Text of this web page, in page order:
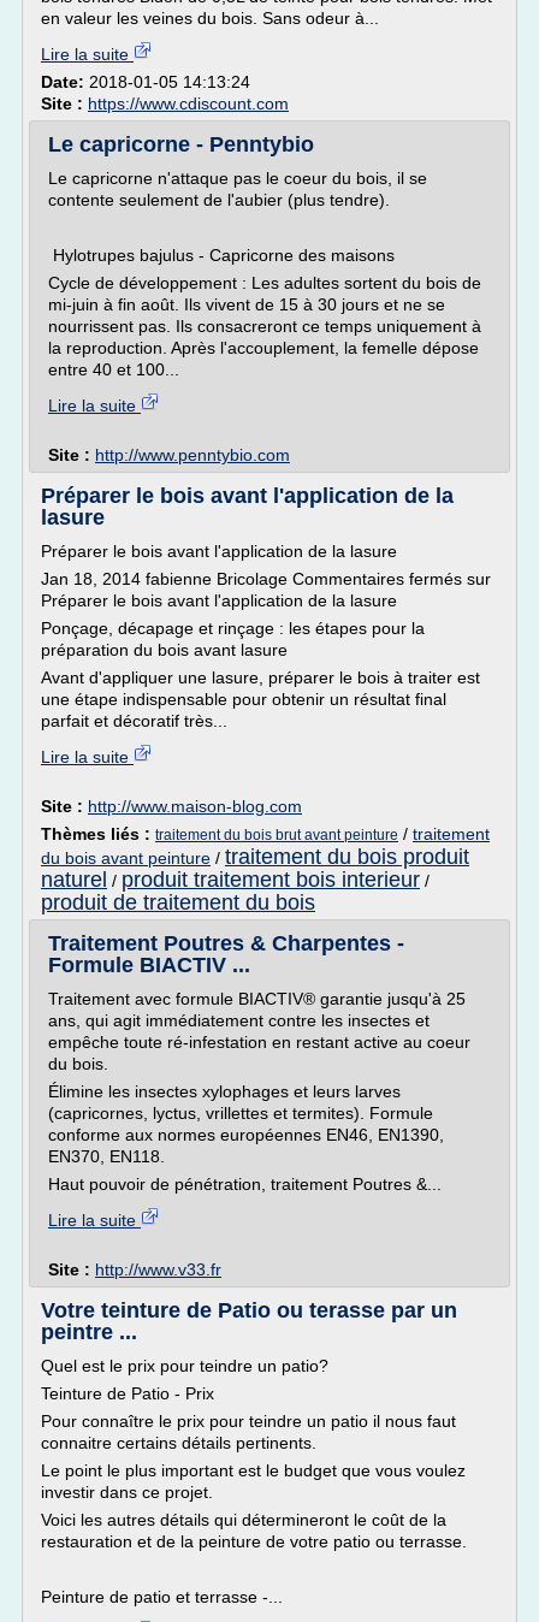
en valeur les veines du bois. Sans odeur à...
Lire la suite
Date: 2018-01-05 14:13:24
Site : https://www.cdiscount.com
Le capricorne - Penntybio
Le capricorne n'attaque pas le coeur du bois, il se
contente seulement de l'aubier (plus tendre).
Hylotrupes bajulus - Capricorne des maisons
Cycle de développement : Les adultes sortent du bois de
mi-juin à fin août. Ils vivent de 15 à 30 jours et ne se
nourrissent pas. Ils consacreront ce temps uniquement à
la reproduction. Après l'accouplement, la femelle dépose
entre 40 et 100...
Lire la suite
Site : http://www.penntybio.com
Préparer le bois avant l'application de la
lasure
Préparer le bois avant l'application de la lasure
Jan 18, 2014 fabienne Bricolage Commentaires fermés sur
Préparer le bois avant l'application de la lasure
Ponçage, décapage et rinçage : les étapes pour la
préparation du bois avant lasure
Avant d'appliquer une lasure, préparer le bois à traiter est
une étape indispensable pour obtenir un résultat final
parfait et décoratif très...
Lire la suite
Site : http://www.maison-blog.com
Thèmes liés : traitement du bois brut avant peinture / traitement
du bois avant peinture / traitement du bois produit
naturel / produit traitement bois interieur /
produit de traitement du bois
Traitement Poutres & Charpentes -
Formule BIACTIV ...
Traitement avec formule BIACTIV® garantie jusqu'à 25
ans, qui agit immédiatement contre les insectes et
empêche toute ré-infestation en restant active au coeur
du bois.
Élimine les insectes xylophages et leurs larves
(capricornes, lyctus, vrillettes et termites). Formule
conforme aux normes européennes EN46, EN1390,
EN370, EN118.
Haut pouvoir de pénétration, traitement Poutres &...
Lire la suite
Site : http://www.v33.fr
Votre teinture de Patio ou terasse par un
peintre ...
Quel est le prix pour teindre un patio?
Teinture de Patio - Prix
Pour connaître le prix pour teindre un patio il nous faut
connaitre certains détails pertinents.
Le point le plus important est le budget que vous voulez
investir dans ce projet.
Voici les autres détails qui détermineront le coût de la
restauration et de la peinture de votre patio ou terrasse.
Peinture de patio et terrasse -...